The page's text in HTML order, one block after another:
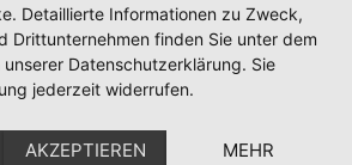
Detaillierte Informationen zu Zweck,
Drittunternehmen finden Sie unter dem
unserer Datenschutzerklärung. Sie
jederzeit widerrufen.
AKZEPTIEREN MEHR